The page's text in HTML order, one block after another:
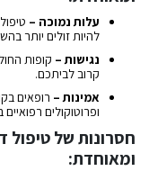
עלות נמוכה –
להיות זולים יותר
נגישות – קופות
קרוב לביתכם.
אמינות – רופאים
ופרוטוקולים
חסרונות של טיפול
ומאוחדת: